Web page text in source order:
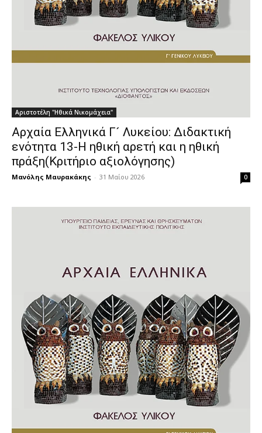
Αριστοτέλη "Ηθικά Νικομάχεια"
Αρχαία Ελληνικά Γ´ Λυκείου: Διδακτική
ενότητα 13-Η ηθική αρετή και η ηθική
πράξη(Κριτήριο αξιολόγησης)
Μανόλης Μαυρακάκης - 31 Μαΐου 2026 0